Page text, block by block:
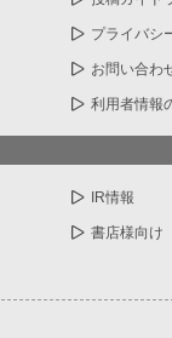
プライバシ
お問い合わ
利用者情報
IR情報
書店様向け